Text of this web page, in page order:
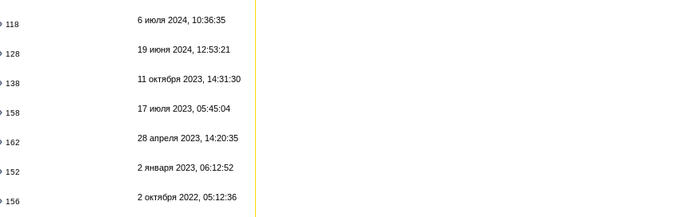
118 6 июля 2024, 10:36:35
128 19 июня 2024, 12:53:21
138 11 октября 2023, 14:31:30
158 17 июля 2023, 05:45:04
162 28 апреля 2023, 14:20:35
152 2 января 2023, 06:12:52
156 2 октября 2022, 05:12:36